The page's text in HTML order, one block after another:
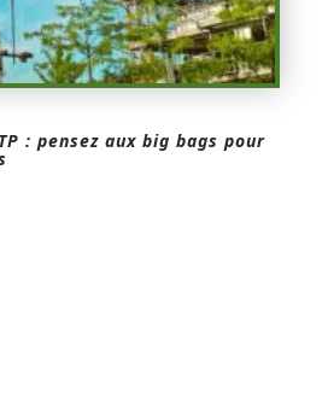
: pensez aux big bags pour